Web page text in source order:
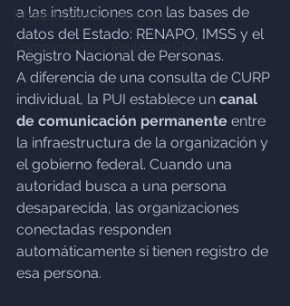
Infraestructura Financiera
a las instituciones con las bases de
datos del Estado: RENAPO, IMSS y el
Registro Nacional de Personas.
A diferencia de una consulta de CURP
individual, la PUI establece un canal
de comunicación permanente entre
la infraestructura de la organización y
el gobierno federal. Cuando una
autoridad busca a una persona
desaparecida, las organizaciones
conectadas responden
automáticamente si tienen registro de
esa persona.